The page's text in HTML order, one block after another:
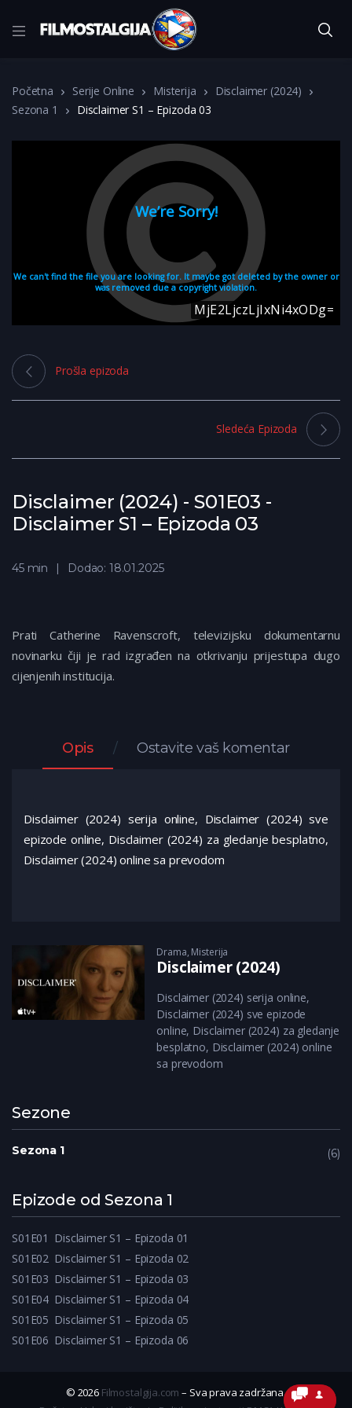
Početna Serije Online Misterija
Disclaimer (2024)
Sezona 1
Disclaimer S1 – Epizoda 03
Disclaimer (2024) - S01E03 -
Disclaimer S1 – Epizoda 03
Prošla epizoda
Sledeća Epizoda
45 min Dodao: 18.01.2025
Prati Catherine Ravenscroft, televizijsku dokumentarnu
novinarku čiji je rad izgrađen na otkrivanju prijestupa dugo
cijenjenih institucija.
Opis Ostavite vaš komentar
Disclaimer (2024) serija online, Disclaimer (2024) sve
epizode online, Disclaimer (2024) za gledanje besplatno,
Disclaimer (2024) online sa prevodom
Drama, Misterija
Disclaimer (2024)
Disclaimer (2024) serija online,
Disclaimer (2024) sve epizode
online, Disclaimer (2024) za gledanje
besplatno, Disclaimer (2024) online
sa prevodom
Sezone
Sezona 1 6
Epizode od Sezona 1
S01E01 Disclaimer S1 – Epizoda 01
S01E02 Disclaimer S1 – Epizoda 02
S01E03 Disclaimer S1 – Epizoda 03
S01E04 Disclaimer S1 – Epizoda 04
S01E05 Disclaimer S1 – Epizoda 05
S01E06 Disclaimer S1 – Epizoda 06
© 2026 Filmostalgija.com – Sva prava zadržana.